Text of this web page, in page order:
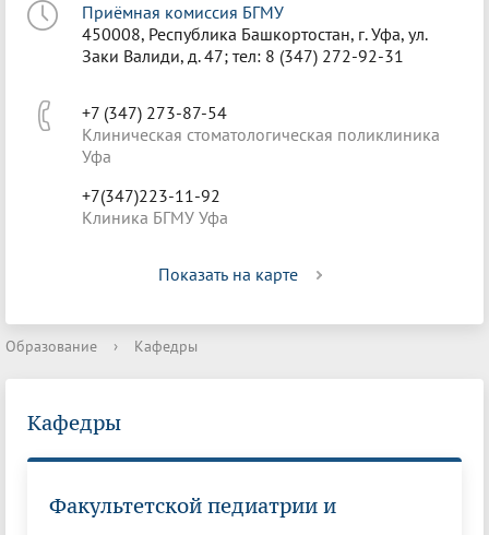
Приёмная комиссия БГМУ
450008, Республика Башкортостан, г. Уфа, ул.
Заки Валиди, д. 47; тел: 8 (347) 272-92-31
+7 (347) 273-87-54
Клиническая стоматологическая поликлиника
Уфа
+7(347)223-11-92
Клиника БГМУ Уфа
Показать на карте
Образование › Кафедры
Кафедры
Факультетской педиатрии и